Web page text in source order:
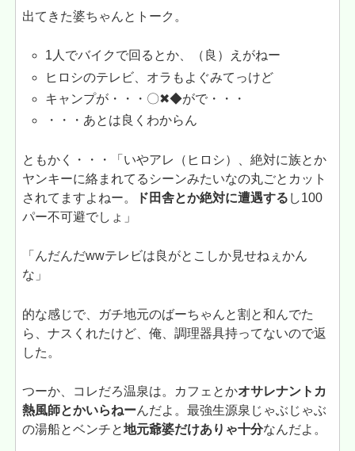
出てきた婆ちゃんとトーク。
1人でバイクで回るとか、（良）えがねー
ヒロシのテレビ、オラもよぐみてっけど
キャンプが・・・〇✖◆がで・・・
・・・あとは良くわからん
ともかく・・・「いやアレ（ヒロシ）、絶対に族とか
ヤンキーに絡まれてるシーンみたいなの丸ごとカット
されてますよねー。
ド田舎とか絶対に遭遇する し100
パー不可避でしょ」
「んだんだwwテレビは良がとこしか見せねぇかん
な」
的な感じで、ガチ地元のばーちゃんと割と和んでた
ら、ナスくれたけど、俺、調理器具持ってないので返
した。
つーか、コレだろ温泉は。カフェとかオサレナントカ
熱風師とかいらねーんだよ。最強生源泉じゃぶじゃぶ
の湯船とベンチと地元爺婆だけありゃ十分なんだよ。